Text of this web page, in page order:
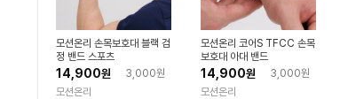
모션온리 손목보호대 블랙 검
정 밴드 스포츠
14,900원
3,000원
모션온리
모션온리 코어S TFCC 손목
보호대 아대 밴드
14,900원
3,000원
모션온리